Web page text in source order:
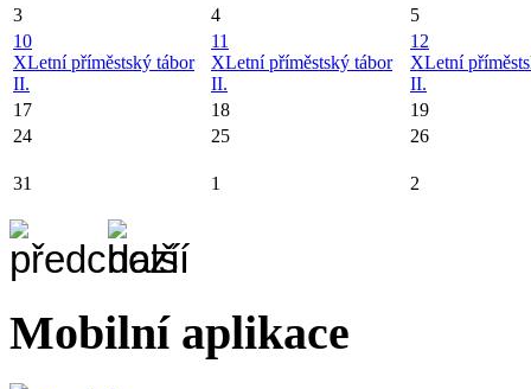
3
4
5
10
XLetní příměstský tábor
II.
11
XLetní příměstský tábor
II.
12
XLetní
II.
17
18
19
24
25 26
31 1 2
Mobilní aplikace